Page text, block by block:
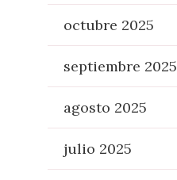
octubre 2025
septiembre 2025
agosto 2025
julio 2025